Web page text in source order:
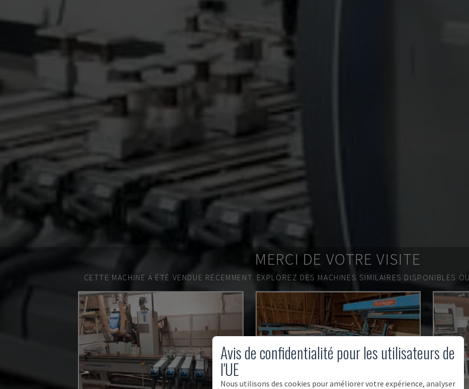
MERCI DE VOTRE VISITE
CETTE MACHINE A ÉTÉ VENDUE RÉCEMMENT. EXPLOREZ DES MACHINES SIMILAIRES DISPONIBLES
Avis de confidentialité pour les utilisateurs de
l'UE
Nous utilisons des cookies pour améliorer votre expérience, analyser